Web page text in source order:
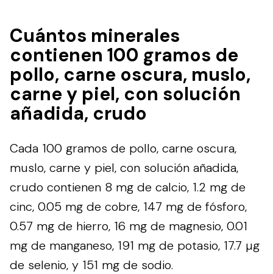
Cuántos minerales
contienen 100 gramos de
pollo, carne oscura, muslo,
carne y piel, con solución
añadida, crudo
Cada 100 gramos de pollo, carne oscura,
muslo, carne y piel, con solución añadida,
crudo contienen 8 mg de calcio, 1.2 mg de
cinc, 0.05 mg de cobre, 147 mg de fósforo,
0.57 mg de hierro, 16 mg de magnesio, 0.01
mg de manganeso, 191 mg de potasio, 17.7 µg
de selenio, y 151 mg de sodio.